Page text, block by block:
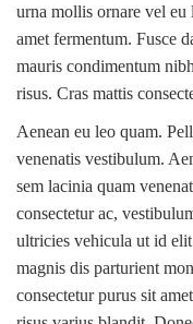
urna mollis ornare vel eu
amet fermentum. Fusce
mauris condimentum
risus. Cras mattis
Aenean eu leo quam.
venenatis vestibulum.
sem lacinia quam
consectetur ac,
ultricies vehicula ut id
magnis dis parturient
consectetur purus sit